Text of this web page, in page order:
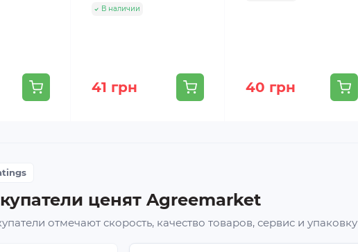
В наличии
41 грн 40 грн
ценят Agreemarket
отмечают скорость, качество товаров, сервис и упаковку